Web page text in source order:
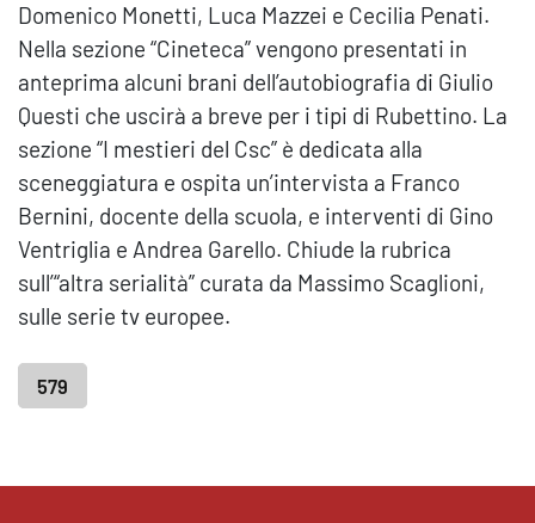
Domenico Monetti, Luca Mazzei e Cecilia Penati.
Nella sezione “Cineteca” vengono presentati in
anteprima alcuni brani dell’autobiografia di Giulio
Questi che uscirà a breve per i tipi di Rubettino. La
sezione “I mestieri del Csc” è dedicata alla
sceneggiatura e ospita un’intervista a Franco
Bernini, docente della scuola, e interventi di Gino
Ventriglia e Andrea Garello. Chiude la rubrica
sull’“altra serialità” curata da Massimo Scaglioni,
sulle serie tv europee.
579